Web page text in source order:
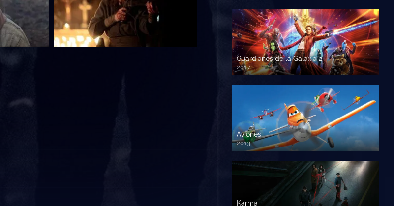
Guardianes de la Galaxia 2
2017
720p HD
Aviones
2013
720 HD
Karma